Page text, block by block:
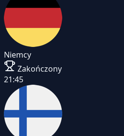
Niemcy
Zakończony
21:45